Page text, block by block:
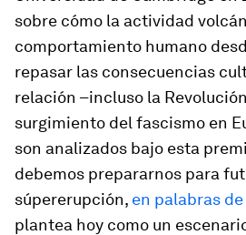
sobre cómo la actividad
comportamiento humano
repasar las consecuencias
relación –incluso la
surgimiento del fascismo en
son analizados bajo esta
debemos prepararnos para
súpererupción, en palabras
plantea hoy como un